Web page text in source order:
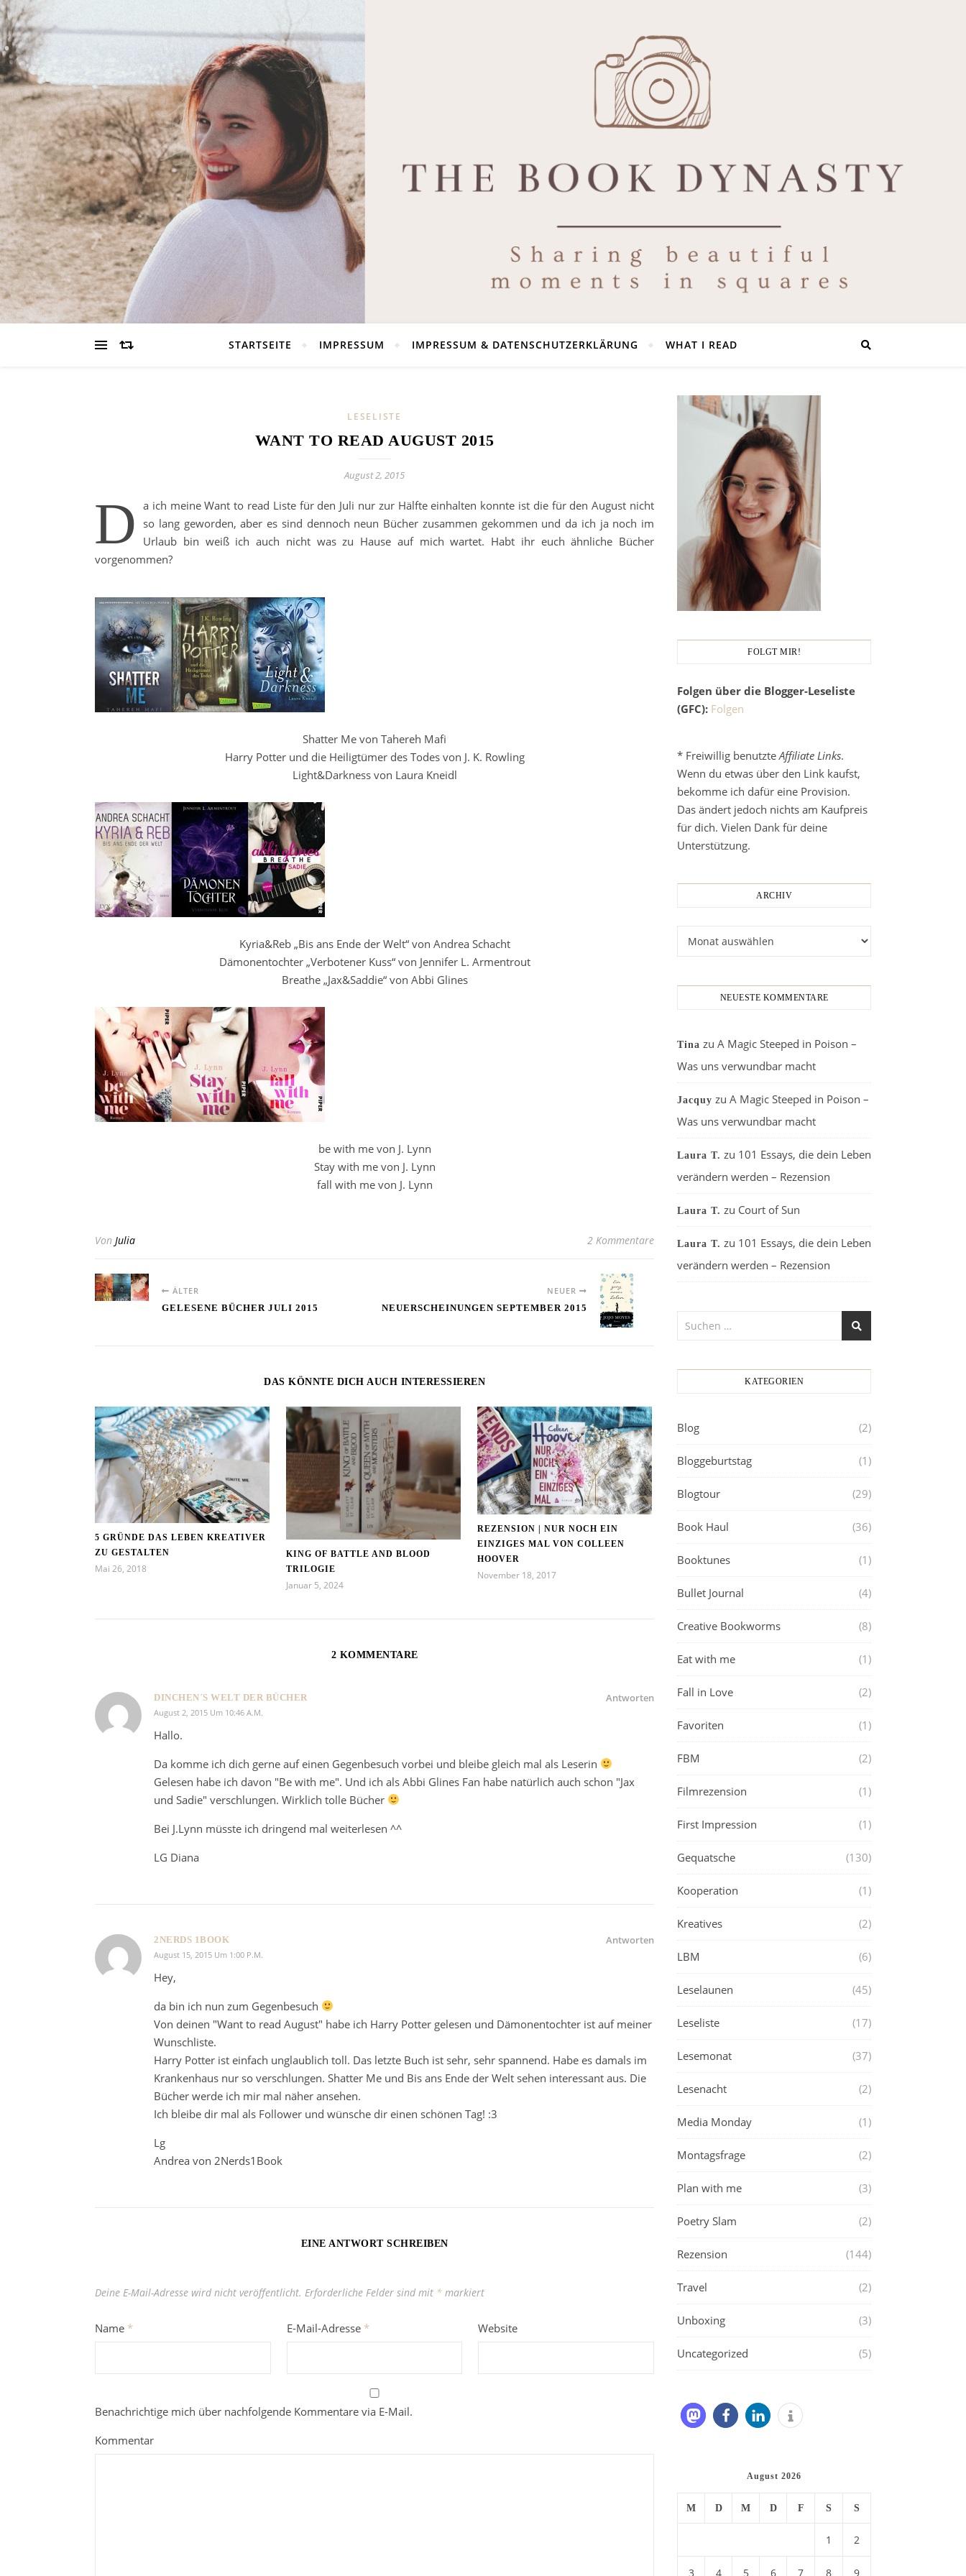
STARTSEITE IMPRESSUM IMPRESSUM & DATENSCHUTZERKLÄRUNG WHAT I READ
LESELISTE
WANT TO READ AUGUST 2015
August 2, 2015
D a ich meine Want to read Liste für den Juli nur zur Hälfte einhalten konnte ist die für den August nicht
so lang geworden, aber es sind dennoch neun Bücher zusammen gekommen und da ich ja noch im
Urlaub bin weiß ich auch nicht was zu Hause auf mich wartet. Habt ihr euch ähnliche Bücher
vorgenommen?
Shatter Me von Tahereh Mafi
Harry Potter und die Heiligtümer des Todes von J. K. Rowling
Light&Darkness von Laura Kneidl
Kyria&Reb „Bis ans Ende der Welt“ von Andrea Schacht
Dämonentochter „Verbotener Kuss“ von Jennifer L. Armentrout
Breathe „Jax&Saddie“ von Abbi Glines
be with me von J. Lynn
Stay with me von J. Lynn
fall with me von J. Lynn
Von Julia 2 Kommentare
ÄLTER
GELESENE BÜCHER JULI 2015
NEUER
NEUERSCHEINUNGEN SEPTEMBER 2015
DAS KÖNNTE DICH AUCH INTERESSIEREN
5 GRÜNDE DAS LEBEN KREATIVER
ZU GESTALTEN
Mai 26, 2018
KING OF BATTLE AND BLOOD
TRILOGIE
Januar 5, 2024
REZENSION | NUR NOCH EIN
EINZIGES MAL VON COLLEEN
HOOVER
November 18, 2017
2 KOMMENTARE
DINCHEN´S WELT DER BÜCHER
August 2, 2015 Um 10:46 A.m.
Antworten
Hallo.
Da komme ich dich gerne auf einen Gegenbesuch vorbei und bleibe gleich mal als Leserin
Gelesen habe ich davon "Be with me". Und ich als Abbi Glines Fan habe natürlich auch schon "Jax
und Sadie" verschlungen. Wirklich tolle Bücher
Bei J.Lynn müsste ich dringend mal weiterlesen ^^
LG Diana
2NERDS 1BOOK
August 15, 2015 Um 1:00 P.m.
Antworten
Hey,
da bin ich nun zum Gegenbesuch
Von deinen "Want to read August" habe ich Harry Potter gelesen und Dämonentochter ist auf meiner
Wunschliste.
Harry Potter ist einfach unglaublich toll. Das letzte Buch ist sehr, sehr spannend. Habe es damals im
Krankenhaus nur so verschlungen. Shatter Me und Bis ans Ende der Welt sehen interessant aus. Die
Bücher werde ich mir mal näher ansehen.
Ich bleibe dir mal als Follower und wünsche dir einen schönen Tag! :3
Lg
Andrea von 2Nerds1Book
EINE ANTWORT SCHREIBEN
Deine E-Mail-Adresse wird nicht veröffentlicht. Erforderliche Felder sind mit * markiert
Name * E-Mail-Adresse * Website
Benachrichtige mich über nachfolgende Kommentare via E-Mail.
Kommentar
FOLGT MIR!
Folgen über die Blogger-Leseliste
(GFC): Folgen
* Freiwillig benutzteAffiliate Links.
Wenn du etwas über den Link kaufst,
bekomme ich dafür eine Provision.
Das ändert jedoch nichts am Kaufpreis
für dich. Vielen Dank für deine
Unterstützung.
ARCHIV
NEUESTE KOMMENTARE
Tina zu A Magic Steeped in Poison –
Was uns verwundbar macht
Jacquy zu A Magic Steeped in Poison –
Was uns verwundbar macht
Laura T. zu 101 Essays, die dein Leben
verändern werden – Rezension
Laura T. zu Court of Sun
Laura T. zu 101 Essays, die dein Leben
verändern werden – Rezension
KATEGORIEN
Blog (2)
Bloggeburtstag (1)
Blogtour (29)
Book Haul (36)
Booktunes (1)
Bullet Journal (4)
Creative Bookworms (8)
Eat with me (1)
Fall in Love (2)
Favoriten (1)
FBM (2)
Filmrezension (1)
First Impression (1)
Gequatsche (130)
Kooperation (1)
Kreatives (2)
LBM (6)
Leselaunen (45)
Leseliste (17)
Lesemonat (37)
Lesenacht (2)
Media Monday (1)
Montagsfrage (2)
Plan with me (3)
Poetry Slam (2)
Rezension (144)
Travel (2)
Unboxing (3)
Uncategorized (5)
August 2026
M D M D F S S
1 2
3 4 5 6 7 8 9